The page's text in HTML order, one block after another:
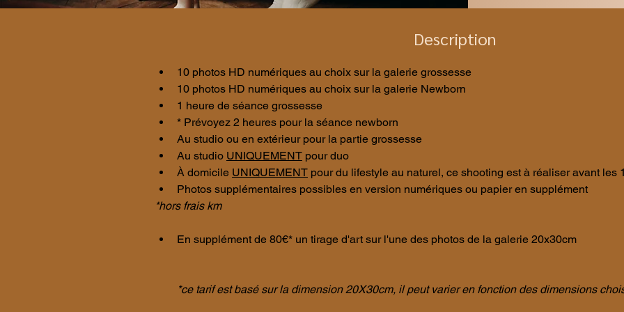
Description
10 photos HD numériques au choix sur la galerie grossesse
10 photos HD numériques au choix sur la galerie Newborn
1 heure de séance grossesse
* Prévoyez 2 heures pour la séance newborn
Au studio ou en extérieur pour la partie grossesse
Au studio UNIQUEMENT pour duo
À domicile UNIQUEMENT pour du lifestyle au naturel, ce shooting est à réaliser avant les
Photos supplémentaires possibles en version numériques ou papier en supplément
*hors frais km
En supplément de 80€* un tirage d'art sur l'une des photos de la galerie 20x30cm
*ce tarif est basé sur la dimension 20X30cm, il peut varier en fonction des dimensions